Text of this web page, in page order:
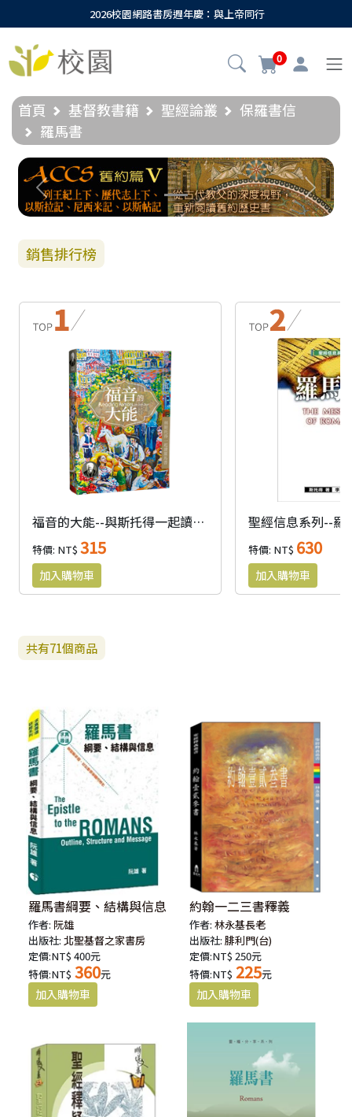
2026校園網路書房週年慶：與上帝同行
0
首頁 基督教書籍 聖經論叢
保羅書信
羅馬書
Previous Next
銷售排行榜
福音的大能--與斯托得一起讀羅馬書
特價: NT$315
聖經信息系列--羅
特價: NT$ 630
共有71個商品
羅馬書綱要、結構與信息
作者: 阮雄
出版社:北聖基督之家書房
定價:NT$ 400元
特價:NT$ 360元
約翰一二三書釋義
作者:林永基長老
出版社:腓利門(台)
定價:NT$ 250元
特價:NT$ 225元